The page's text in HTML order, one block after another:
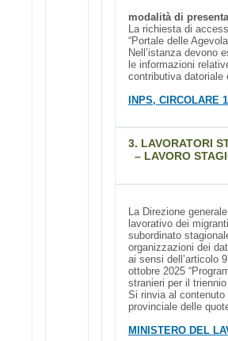
modalità di
La richiesta di
“Portale delle
Nell’istanza devono
le informazioni
contributiva datoriale
INPS, CIRCOLARE
3. LAVORATORI
– LAVORO
La Direzione
lavorativo dei
subordinato
organizzazioni dei
ai sensi dell’articolo
ottobre 2025
stranieri per il triennio
Si rinvia al contenuto
provinciale delle
MINISTERO DEL